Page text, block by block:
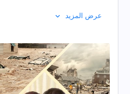
عرض المزيد